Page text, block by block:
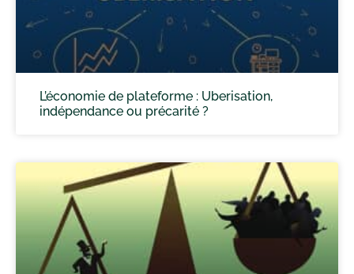
L’économie de plateforme : Uberisation,
indépendance ou précarité ?